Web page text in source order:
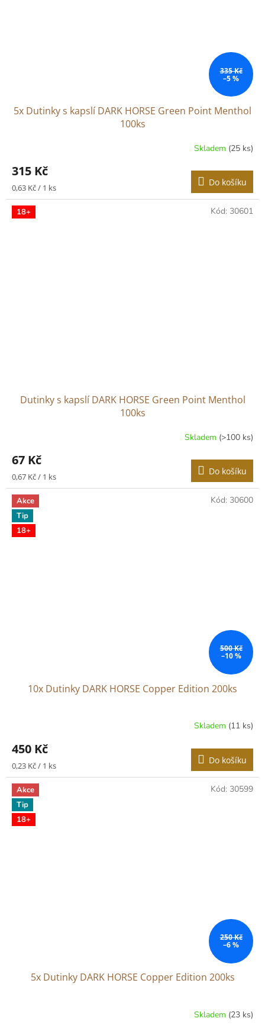
335 Kč
–5 %
5x Dutinky s kapslí DARK HORSE Green Point Menthol
100ks
Skladem (25 ks)
315 Kč
Měrná
cena:
0,63 Kč / 1 ks Do košíku
18+
Dutinky s kapslí DARK HORSE Green Point Menthol
100ks
produktu
je
4,0
z
5
hvězdiček.
Skladem (>100 ks)
67 Kč
Měrná
cena:
0,67 Kč / 1 ks Do košíku
Kód: 30601
Akce
Tip
18+
500 Kč
–10 %
10x Dutinky DARK HORSE Copper Edition 200ks
Skladem (11 ks)
450 Kč
Měrná
cena:
0,23 Kč / 1 ks Do košíku
Kód: 30600
Akce
Tip
18+
250 Kč
–6 %
5x Dutinky DARK HORSE Copper Edition 200ks
Skladem (23 ks)
Kód: 30599